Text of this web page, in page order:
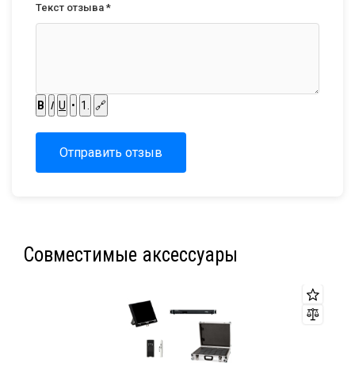
Текст отзыва *
B I U • 1. 🔗
Отправить отзыв
Совместимые аксессуары